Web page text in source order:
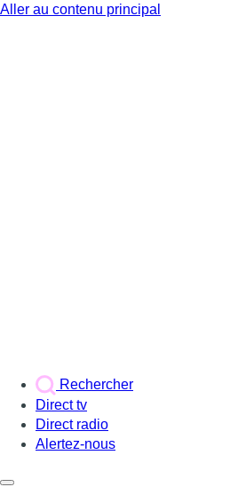
Aller au contenu principal
Rechercher
Direct tv
Direct radio
Alertez-nous